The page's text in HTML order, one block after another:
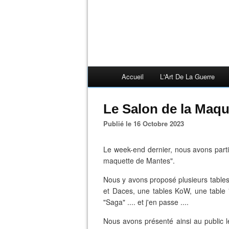
Accueil L'Art De La Guerre
Le Salon de la
Publié le 16 Octobre 2023
Le week-end dernier, nous avons
maquette de Mantes".
Nous y avons proposé plusieurs
et Daces, une tables KoW, une
"Saga" .... et j'en passe ....
Nous avons présenté ainsi au public